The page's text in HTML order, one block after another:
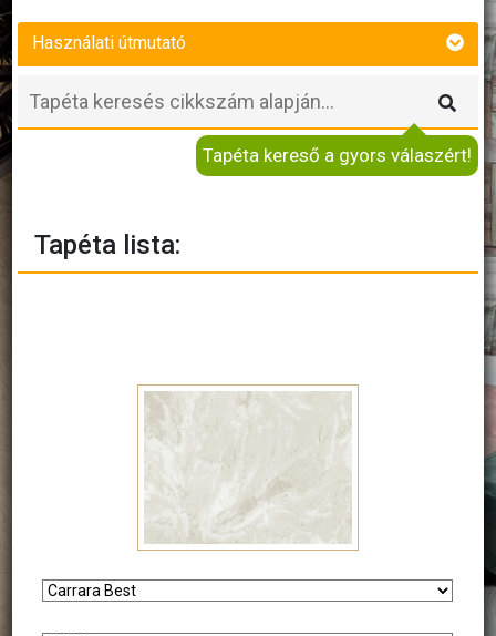
Használati útmutató
Tapéta kereső a gyors válaszért!
Tapéta lista: